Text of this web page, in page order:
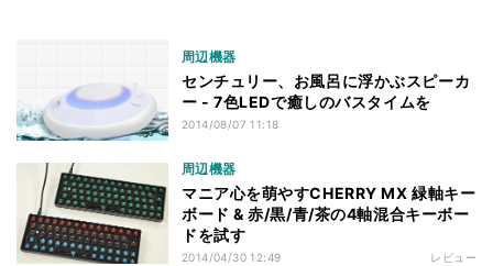
周辺機器
センチュリー、お風呂に浮かぶスピーカ
ー - 7色LEDで癒しのバスタイムを
2014/08/07 11:18
周辺機器
マニア心を萌やすCHERRY MX 緑軸キー
ボード & 赤/黒/青/茶の4軸混合キーボー
ドを試す
2014/04/30 12:49 レビュー